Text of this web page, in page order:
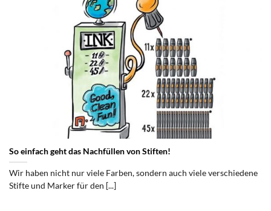
So einfach geht das Nachfüllen von Stiften!
Wir haben nicht nur viele Farben, sondern auch viele verschiedene
Stifte und Marker für den [...]